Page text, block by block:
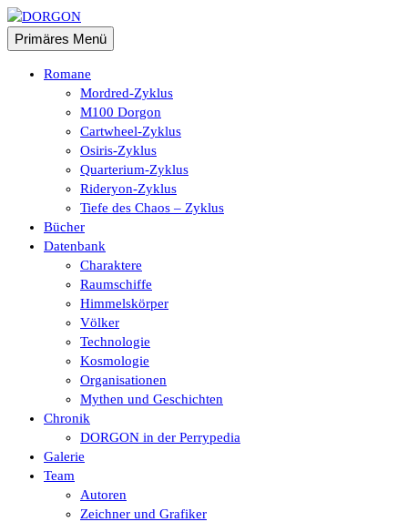
Zum
Inhalt
springen
DORGON
Suchen
Primäres Menü
Romane
Mordred-Zyklus
M100 Dorgon
Cartwheel-Zyklus
Osiris-Zyklus
Quarterium-Zyklus
Rideryon-Zyklus
Tiefe des Chaos – Zyklus
Bücher
Datenbank
Charaktere
Raumschiffe
Himmelskörper
Völker
Technologie
Kosmologie
Organisationen
Mythen und Geschichten
Chronik
DORGON in der Perrypedia
Galerie
Team
Autoren
Zeichner und Grafiker